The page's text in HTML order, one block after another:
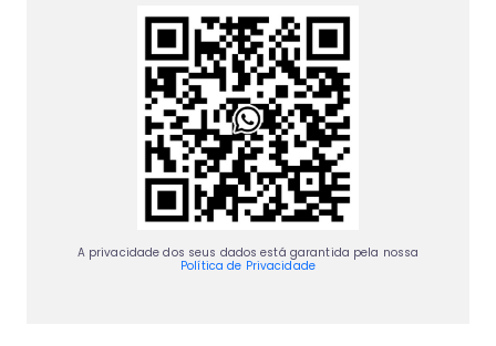
A privacidade dos seus dados está garantida pela nossa
Política de Privacidade